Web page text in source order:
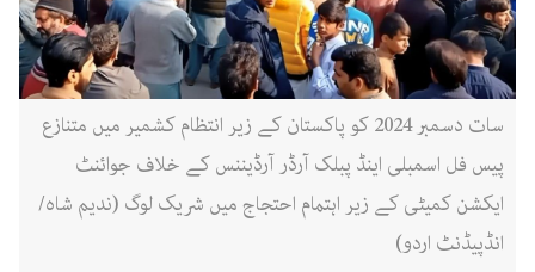
سات دسمبر 2024 کو پاکستان کے زیر انتظام کشمیر میں متنازع
پیس فل اسمبلی اینڈ پبلک آرڈر آرڈیننس کے خلاف جوائنٹ
ایکشن کمیٹی کے زیر اہتمام احتجاج میں شریک لوگ (ندیم شاہ/
انڈپیڈنٹ اردو)